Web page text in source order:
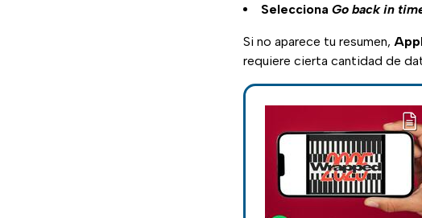
Selecciona Go back in
Si no aparece tu resumen,
requiere cierta cantidad de